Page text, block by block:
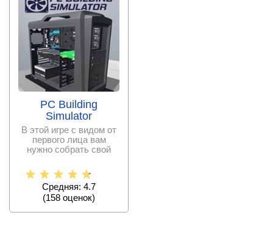
PC Building
Simulator
В этой игре с видом от
первого лица вам
нужно собрать свой
компьютер.
Средняя: 4.7
(158 оценок)